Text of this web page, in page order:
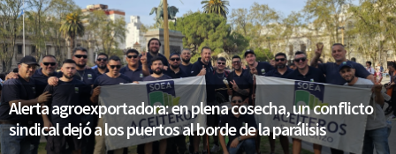
Alerta agroexportadora: en plena cosecha, un conflicto
sindical dejó a los puertos al borde de la parálisis